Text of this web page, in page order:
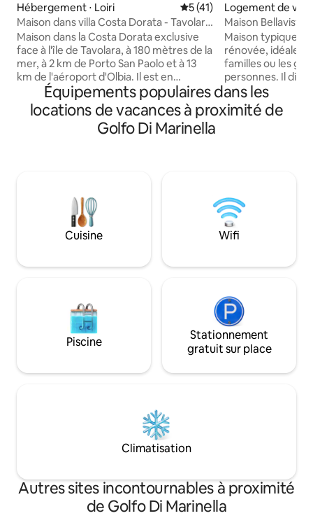
Hébergement ⋅ Loiri Évaluation moyenne sur la
5 (41)
Maison dans villa Costa Dorata - Tavolara
vue
Maison dans la Costa Dorata exclusive
face à l'île de Tavolara, à 180 mètres de la
mer, à 2 km de Porto San Paolo et à 13
km de l'aéroport d'Olbia. Il est en
excellent état et dispose de 2 chambres
doubles avec placard et d'une chambre
avec canapé-lit double, d'un salon avec
foyer, d'une cuisine avec appareils
extérieure, un barbecue à gaz. Place de
parking à l'intérieur de la propriété pour 1
voiture. Wi-Fi à 50 Mbit/s. Animaux de
compagnie interdits.
Logement de
bia
Maison Bellavista
Maison typique
rénovée, idéale
familles ou les
personnes. Il
doubles, une
avec accès direct
ventilateur, ainsi
Située à
la Costa
15 minutes
Équipements populaires dans les
locations de vacances à proximité de
Golfo Di Marinella
Cuisine Wifi
Piscine
Stationnement
gratuit sur place
Climatisation
Autres sites incontournables à proximité
de Golfo Di Marinella